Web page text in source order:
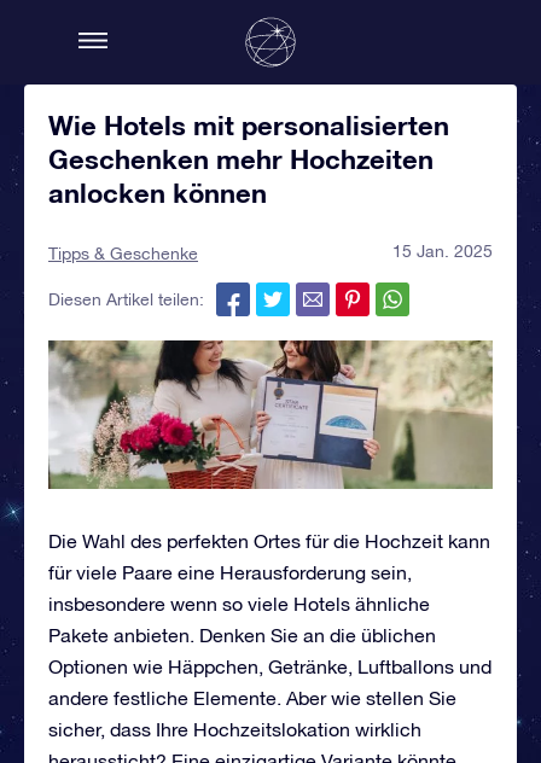
Wie Hotels mit personalisierten
Geschenken mehr Hochzeiten
anlocken können
Tipps & Geschenke 15 Jan. 2025
Diesen Artikel teilen:
Die Wahl des perfekten Ortes für die Hochzeit kann
für viele Paare eine Herausforderung sein,
insbesondere wenn so viele Hotels ähnliche
Pakete anbieten. Denken Sie an die üblichen
Optionen wie Häppchen, Getränke, Luftballons und
andere festliche Elemente. Aber wie stellen Sie
sicher, dass Ihre Hochzeitslokation wirklich